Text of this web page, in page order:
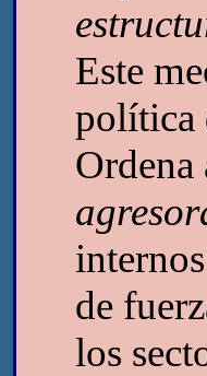
Este
política
de
los